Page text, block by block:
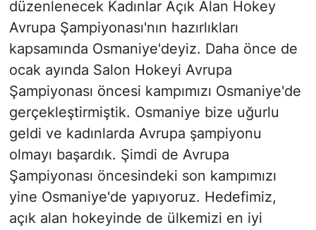
düzenlenecek Kadınlar Açık Alan Hokey
Avrupa Şampiyonası'nın hazırlıkları
kapsamında Osmaniye'deyiz. Daha önce de
ocak ayında Salon Hokeyi Avrupa
Şampiyonası öncesi kampımızı Osmaniye'de
gerçekleştirmiştik. Osmaniye bize uğurlu
geldi ve kadınlarda Avrupa şampiyonu
olmayı başardık. Şimdi de Avrupa
Şampiyonası öncesindeki son kampımızı
yine Osmaniye'de yapıyoruz. Hedefimiz,
açık alan hokeyinde de ülkemizi en iyi